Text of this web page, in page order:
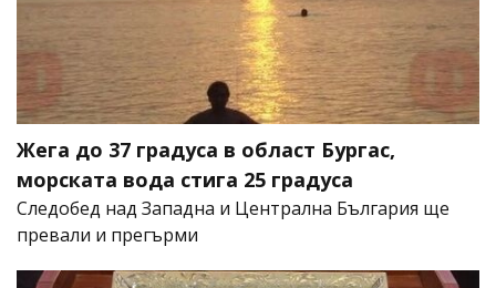
Жега до 37 градуса в област Бургас,
морската вода стига 25 градуса
Следобед над Западна и Централна България ще
превали и прегърми